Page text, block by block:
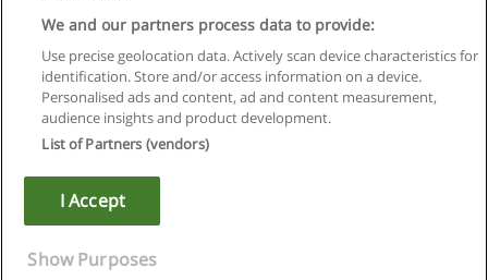
Правила пользования
Конфиденциальность информации
Напишите Educaedu
Copyright © Educaedu Business S.L. - CIF : B-95610580: -
We and our partners process data to provide:
Use precise geolocation data. Actively scan device characteristics for
identification. Store and/or access information on a device.
Personalised ads and content, ad and content measurement,
audience insights and product development.
List of Partners (vendors)
I Accept
Show Purposes